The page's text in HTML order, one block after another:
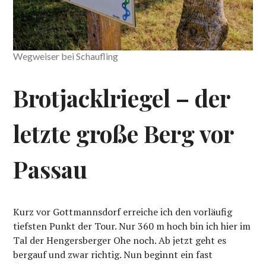
Wegweiser bei Schaufling
Brotjacklriegel – der
letzte große Berg vor
Passau
Kurz vor Gottmannsdorf erreiche ich den vorläufig
tiefsten Punkt der Tour. Nur 360 m hoch bin ich hier im
Tal der Hengersberger Ohe noch. Ab jetzt geht es
bergauf und zwar richtig. Nun beginnt ein fast